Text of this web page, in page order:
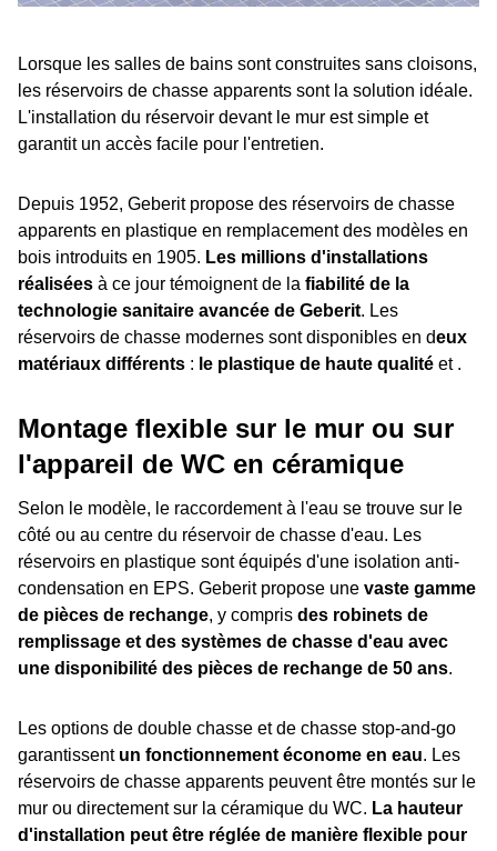
Lorsque les salles de bains sont construites sans cloisons,
les réservoirs de chasse apparents sont la solution idéale.
L'installation du réservoir devant le mur est simple et
garantit un accès facile pour l'entretien.
Depuis 1952, Geberit propose des réservoirs de chasse
apparents en plastique en remplacement des modèles en
bois introduits en 1905. Les millions d'installations
réalisées à ce jour témoignent de la fiabilité de la
technologie sanitaire avancée de Geberit. Les
réservoirs de chasse modernes sont disponibles en deux
matériaux différents : le plastique de haute qualité et .
Montage flexible sur le mur ou sur
l'appareil de WC en céramique
Selon le modèle, le raccordement à l'eau se trouve sur le
côté ou au centre du réservoir de chasse d'eau. Les
réservoirs en plastique sont équipés d'une isolation anti-
condensation en EPS. Geberit propose une vaste gamme
de pièces de rechange, y compris des robinets de
remplissage et des systèmes de chasse d'eau avec
une disponibilité des pièces de rechange de 50 ans.
Les options de double chasse et de chasse stop-and-go
garantissent un fonctionnement économe en eau. Les
réservoirs de chasse apparents peuvent être montés sur le
mur ou directement sur la céramique du WC. La hauteur
d'installation peut être réglée de manière flexible pour